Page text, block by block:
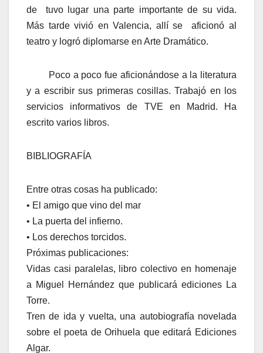
de tuvo lugar una parte importante de su vida.
Más tarde vivió en Valencia, allí se aficionó al
teatro y logró diplomarse en Arte Dramático.
Poco a poco fue aficionándose a la literatura
y a escribir sus primeras cosillas. Trabajó en los
servicios informativos de TVE en Madrid. Ha
escrito varios libros.
BIBLIOGRAFÍA
Entre otras cosas ha publicado:
• El amigo que vino del mar
• La puerta del infierno.
• Los derechos torcidos.
Próximas publicaciones:
Vidas casi paralelas, libro colectivo en homenaje
a Miguel Hernández que publicará ediciones La
Torre.
Tren de ida y vuelta, una autobiografía novelada
sobre el poeta de Orihuela que editará Ediciones
Algar.